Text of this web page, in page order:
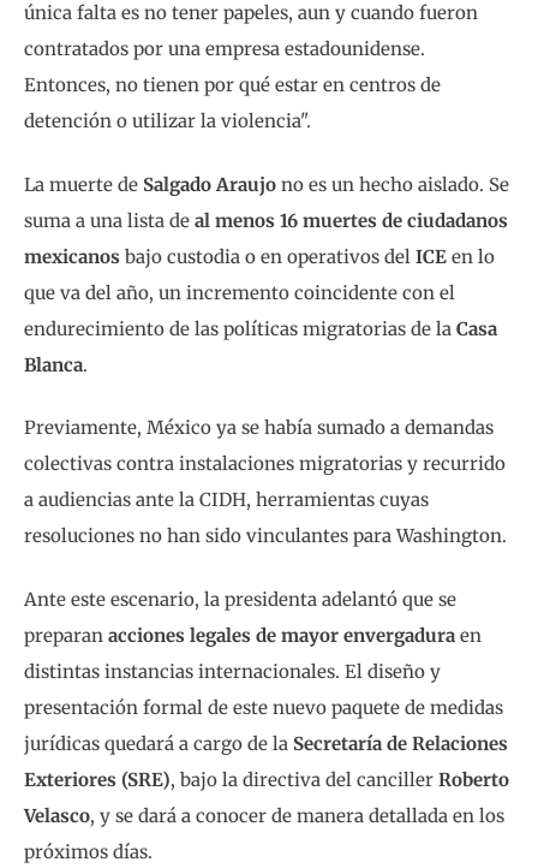
única falta es no tener papeles, aun y cuando fueron
contratados por una empresa estadounidense.
Entonces, no tienen por qué estar en centros de
detención o utilizar la violencia".
La muerte de Salgado Araujo no es un hecho aislado. Se
suma a una lista de al menos 16 muertes de ciudadanos
mexicanos bajo custodia o en operativos del ICE en lo
que va del año, un incremento coincidente con el
endurecimiento de las políticas migratorias de la Casa
Blanca.
Previamente, México ya se había sumado a demandas
colectivas contra instalaciones migratorias y recurrido
a audiencias ante la CIDH, herramientas cuyas
resoluciones no han sido vinculantes para Washington.
Ante este escenario, la presidenta adelantó que se
preparan acciones legales de mayor envergadura en
distintas instancias internacionales. El diseño y
presentación formal de este nuevo paquete de medidas
jurídicas quedará a cargo de la Secretaría de Relaciones
Exteriores (SRE), bajo la directiva del canciller Roberto
Velasco, y se dará a conocer de manera detallada en los
próximos días.